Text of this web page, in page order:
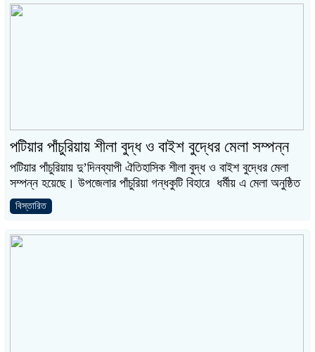
পটিয়ার পাঁচুরিয়ায় শীলা বুদ্ধ ও বাইশ বুদ্ধের মেলা সম্পন্ন
পটিয়ার পাঁচুরিয়ায় দু’দিনব্যাপী ঐতিহাসিক শীলা বুদ্ধ ও বাইশ বুদ্ধের মেলা
সম্পন্ন হয়েছে। উপজেলার পাঁচুরিয়া গন্ধকুটি বিহারে ধর্মীয় এ মেলা অনুষ্ঠিত
বিস্তারিত